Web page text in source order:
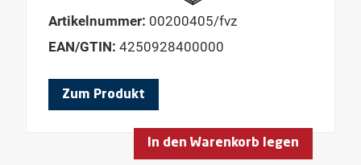
Artikelnummer: 00200405/fvz
EAN/GTIN: 4250928400000
Zum Produkt
In den Warenkorb legen